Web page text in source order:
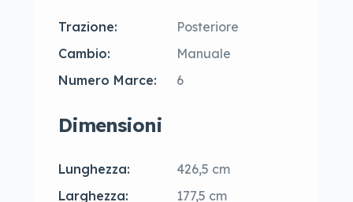
Trazione:
Posteriore
Cambio:
Manuale
Numero Marce:
6
Dimensioni
Lunghezza:
426,5 cm
Larghezza:
177,5 cm